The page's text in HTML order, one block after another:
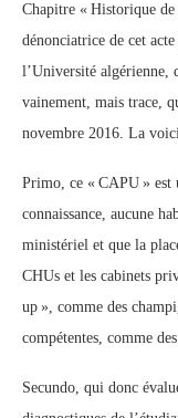
Chapitre « Historique
dénonciatrice de cet
l’Université algérienne,
vainement, mais trace,
novembre 2016. La
Primo, ce « CAPU » est
connaissance, aucune
ministériel et que la
CHUs et les cabinets
up », comme des
compétentes, comme
Secundo, qui donc